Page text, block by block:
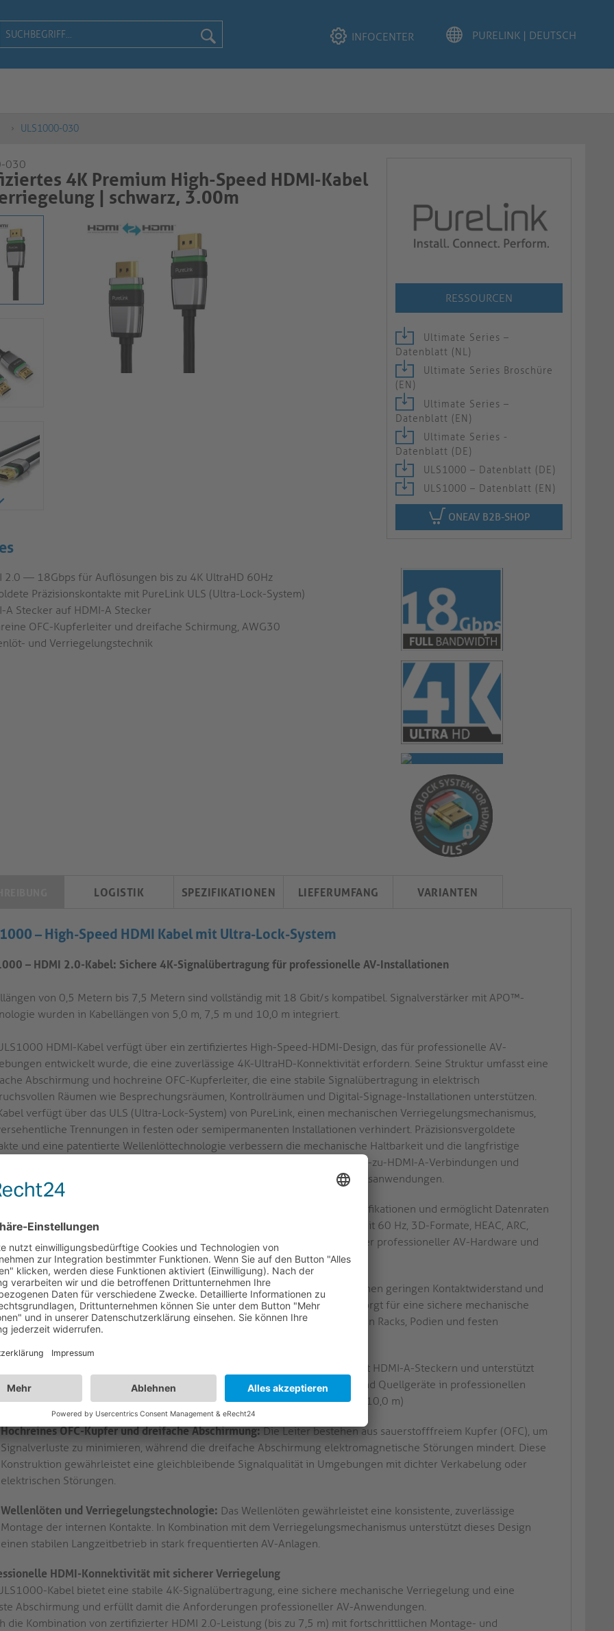
INFOCENTER
ULS1000-030
030
4K Premium High-Speed HDMI-Kabel
| schwarz, 3.00m​​​​​​​
RESSOURCEN
Ultimate Series –
Datenblatt (NL)
Ultimate Series Broschüre
(EN)
Ultimate Series –
Datenblatt (EN)
Ultimate Series -
Datenblatt (DE)
ULS1000 – Datenblatt (DE)
ULS1000 – Datenblatt (EN)
ONEAV B2B-SHOP
2.0 — 18Gbps für Auflösungen bis zu 4K UltraHD 60Hz
Präzisionskontakte mit PureLink ULS (Ultra-Lock-System)
A Stecker auf HDMI-A Stecker
OFC-Kupferleiter und dreifache Schirmung, AWG30
und Verriegelungstechnik
LOGISTIK SPEZIFIKATIONEN LIEFERUMFANG VARIANTEN
– High-Speed HDMI Kabel mit Ultra-Lock-System
– HDMI 2.0-Kabel: Sichere 4K-Signalübertragung für professionelle AV-Installationen
von 0,5 Metern bis 7,5 Metern sind vollständig mit 18 Gbit/s kompatibel. Signalverstärker mit APO™-
wurden in Kabellängen von 5,0 m, 7,5 m und 10,0 m integriert.
HDMI-Kabel verfügt über ein zertifiziertes High-Speed-HDMI-Design, das für professionelle AV-
entwickelt wurde, die eine zuverlässige 4K-UltraHD-Konnektivität erfordern. Seine Struktur umfasst eine
Abschirmung und hochreine OFC-Kupferleiter, die eine stabile Signalübertragung in elektrisch
Räumen wie Besprechungsräumen, Kontrollräumen und Digital-Signage-Installationen unterstützen.
verfügt über das ULS (Ultra-Lock-System) von PureLink, einen mechanischen Verriegelungsmechanismus,
Trennungen in festen oder semipermanenten Installationen verhindert. Präzisionsvergoldete
und eine patentierte Wellenlöttechnologie verbessern die mechanische Haltbarkeit und die langfristige
zusätzlich. Diese passive Kabeltopologie unterstützt HDMI-A-zu-HDMI-A-Verbindungen und
so ein optimiertes Kabelmanagement in Arbeitsbereichen und Podiumsanwendungen.
Das Kabel unterstützt die HDMI 2.0-Spezifikationen und ermöglicht Datenraten
von bis zu 18 Gbit/s (bis zu 7,5 m) für unkomprimierte 4K-UltraHD-Videos mit 60 Hz, 3D-Formate, HEAC, ARC,
Deep Color und x.v.Color™. Dies gewährleistet die Kompatibilität mit aktueller professioneller AV-Hardware und
hochauflösenden Anzeigesystemen.
Vergoldete Präzisionskontakte mit ULS:Vergoldete Kontakte sorgen für einen geringen Kontaktwiderstand und
eine verbesserte Signalintegrität. Das integrierte ULS (Ultra-Lock-System) sorgt für eine sichere mechanische
Verbindung und verringert das Risiko eines versehentlichen Herausziehens in Racks, Podien und festen
Installationen.
Das Kabel endet an beiden Enden mit HDMI-A-Steckern und unterstützt
direkte Geräte-zu-Geräte-Verbindungen für AV-Matrix-Switches, Displays und Quellgeräte in professionellen
Integrationsszenarien. (unidirektionales aktives Kabel mit APO™ von 5,0 bis 10,0 m)
Hochreines OFC-Kupfer und dreifache Abschirmung: Die Leiter bestehen aus sauerstofffreiem Kupfer (OFC), um
Signalverluste zu minimieren, während die dreifache Abschirmung elektromagnetische Störungen mindert. Diese
Konstruktion gewährleistet eine gleichbleibende Signalqualität in Umgebungen mit dichter Verkabelung oder
elektrischen Störungen.
Wellenlöten und Verriegelungstechnologie: Das Wellenlöten gewährleistet eine konsistente, zuverlässige
Montage der internen Kontakte. In Kombination mit dem Verriegelungsmechanismus unterstützt dieses Design
einen stabilen Langzeitbetrieb in stark frequentierten AV-Anlagen.
HDMI-Konnektivität mit sicherer Verriegelung
Kabel bietet eine stabile 4K-Signalübertragung, eine sichere mechanische Verriegelung und eine
Abschirmung und erfüllt damit die Anforderungen professioneller AV-Anwendungen.
die Kombination von zertifizierter HDMI 2.0-Leistung (bis zu 7,5 m) mit fortschrittlichen Montage- und